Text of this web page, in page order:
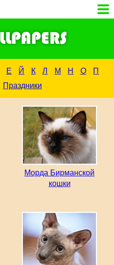
Е Й К Л М Н О
П
Праздники
Морда Бирманской
кошки